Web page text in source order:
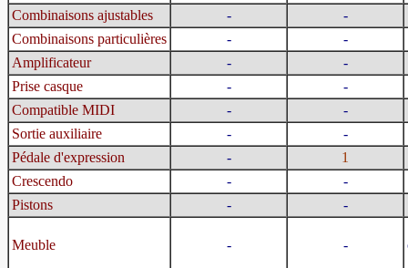
Combinaisons ajustables
-
-
Combinaisons particulières
-
-
Amplificateur
-
-
Prise casque
-
-
Compatible MIDI
-
-
Sortie auxiliaire
-
-
Pédale d'expression
-
1
Crescendo
-
-
Pistons
- -
Meuble - -